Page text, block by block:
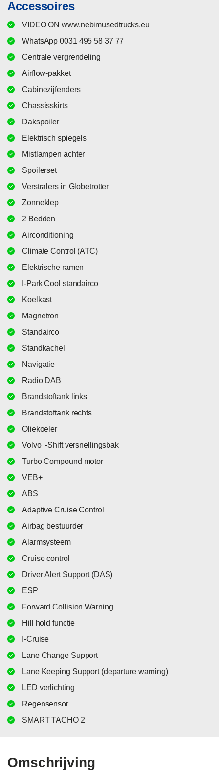
Accessoires
VIDEO ON www.nebimusedtrucks.eu
WhatsApp 0031 495 58 37 77
Centrale vergrendeling
Airflow-pakket
Cabinezijfenders
Chassisskirts
Dakspoiler
Elektrisch spiegels
Mistlampen achter
Spoilerset
Verstralers in Globetrotter
Zonneklep
2 Bedden
Airconditioning
Climate Control (ATC)
Elektrische ramen
I-Park Cool standairco
Koelkast
Magnetron
Standairco
Standkachel
Navigatie
Radio DAB
Brandstoftank links
Brandstoftank rechts
Oliekoeler
Volvo I-Shift versnellingsbak
Turbo Compound motor
VEB+
ABS
Adaptive Cruise Control
Airbag bestuurder
Alarmsysteem
Cruise control
Driver Alert Support (DAS)
ESP
Forward Collision Warning
Hill hold functie
I-Cruise
Lane Change Support
Lane Keeping Support (departure warning)
LED verlichting
Regensensor
SMART TACHO 2
Omschrijving